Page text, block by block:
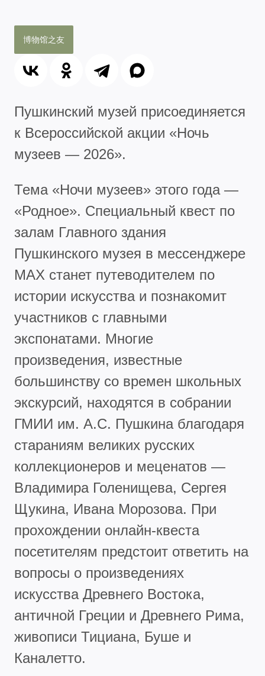
博物馆之友
Пушкинский музей присоединяется
к Всероссийской акции «Ночь
музеев — 2026».
Тема «Ночи музеев» этого года —
«Родное». Специальный квест по
залам Главного здания
Пушкинского музея в мессенджере
MAX станет путеводителем по
истории искусства и познакомит
участников с главными
экспонатами. Многие
произведения, известные
большинству со времен школьных
экскурсий, находятся в собрании
ГМИИ им. А.С. Пушкина благодаря
стараниям великих русских
коллекционеров и меценатов —
Владимира Голенищева, Сергея
Щукина, Ивана Морозова. При
прохождении онлайн-квеста
посетителям предстоит ответить на
вопросы о произведениях
искусства Древнего Востока,
античной Греции и Древнего Рима,
живописи Тициана, Буше и
Каналетто.